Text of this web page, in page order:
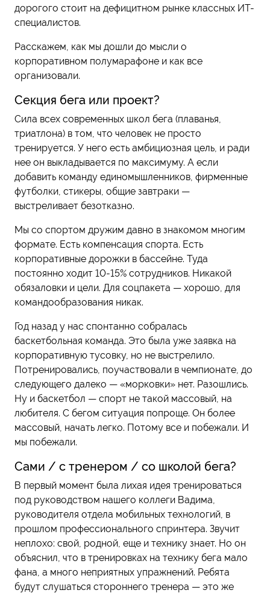
дорогого стоит на дефицитном рынке классных ИТ-
специалистов.
Расскажем, как мы дошли до мысли о
корпоративном полумарафоне и как все
организовали.
Секция бега или проект?
Сила всех современных школ бега (плаванья,
триатлона) в том, что человек не просто
тренируется. У него есть амбициозная цель, и ради
нее он выкладывается по максимуму. А если
добавить команду единомышленников, фирменные
футболки, стикеры, общие завтраки —
выстреливает безотказно.
Мы со спортом дружим давно в знакомом многим
формате. Eсть компенсация спорта. Есть
корпоративные дорожки в бассейне. Туда
постоянно ходит 10-15% сотрудников. Никакой
обязаловки и цели. Для соцпакета — хорошо, для
командообразования никак.
Год назад у нас спонтанно собралась
баскетбольная команда. Это была уже заявка на
корпоративную тусовку, но не выстрелило.
Потренировались, поучаствовали в чемпионате, до
следующего далеко — «морковки» нет. Разошлись.
Ну и баскетбол — спорт не такой массовый, на
любителя. С бегом ситуация попроще. Он более
массовый, начать легко. Потому все и побежали. И
мы побежали.
Сами / c тренером / со школой бега?
В первый момент была лихая идея тренироваться
под руководством нашего коллеги Вадима,
руководителя отдела мобильных технологий, в
прошлом профессионального спринтера. Звучит
неплохо: свой, родной, еще и технику знает. Но он
объяснил, что в тренировках на технику бега мало
фана, а много неприятных упражнений. Ребята
будут слушаться стороннего тренера — это же